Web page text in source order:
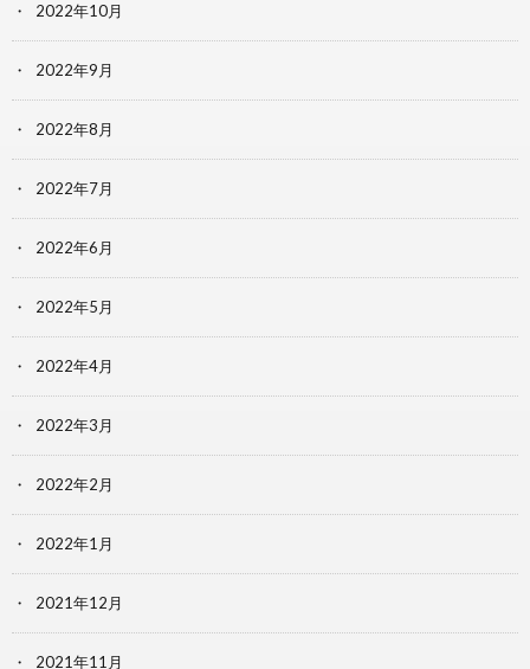
2022年10月
2022年9月
2022年8月
2022年7月
2022年6月
2022年5月
2022年4月
2022年3月
2022年2月
2022年1月
2021年12月
2021年11月